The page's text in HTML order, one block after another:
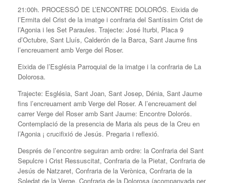
21:00h. PROCESSÓ DE L’ENCONTRE DOLORÓS. Eixida de
l’Ermita del Crist de la imatge i confraria del Santíssim Crist de
l’Agonia i les Set Paraules. Trajecte: José Iturbi, Placa 9
d’Octubre, Sant Lluís, Calderón de la Barca, Sant Jaume fins
l’encreuament amb Verge del Roser.
Eixida de l’Església Parroquial de la imatge i la confraria de La
Dolorosa.
Trajecte: Església, Sant Joan, Sant Josep, Dénia, Sant Jaume
fins l’encreuament amb Verge del Roser. A l’encreuament del
carrer Verge del Roser amb Sant Jaume: Encontre Dolorós.
Contemplació de la presencia de Maria als peus de la Creu en
l’Agonia ¡ crucifixió de Jesús. Pregaria i reflexió.
Després de l’encontre seguiran amb ordre: la Confraria del Sant
Sepulcre i Crist Ressuscitat, Confraria de la Pietat, Confraria de
Jesús de Natzaret, Confraria de la Verònica, Confraria de la
Soledat de la Verge, Confraria de la Dolorosa (acompanyada per